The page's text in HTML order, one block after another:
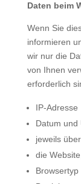
Daten beim
Wenn Sie
informieren
wir nur die
von Ihnen
erforderlich
IP-Adresse
Datum und
jeweils
die